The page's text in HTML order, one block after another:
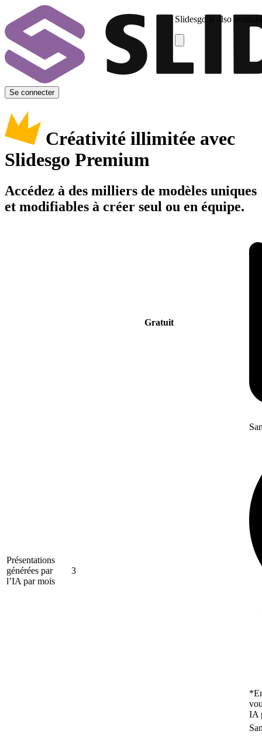
Slidesgo is also
Se connecter
Créativité illimitée avec
Slidesgo Premium
Accédez à des milliers de modèles uniques
et modifiables à créer seul ou en équipe.
Gratuit
Présentations
générées par
l’IA par mois
3
IA